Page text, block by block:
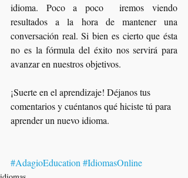
idioma. Poco a poco  iremos viendo
resultados a la hora de mantener una
conversación real. Si bien es cierto que ésta
no es la fórmula del éxito nos servirá para
avanzar en nuestros objetivos.
¡Suerte en el aprendizaje! Déjanos tus
comentarios y cuéntanos qué hiciste tú para
aprender un nuevo idioma.
#AdagioEducation #IdiomasOnline